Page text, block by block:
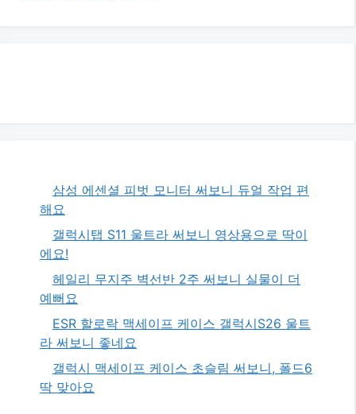
삼성 에센셜 피벗 모니터 써보니 듀얼 작업 편
해요
갤럭시탭 S11 울트라 써보니 영상용으로 딱이
에요!
헤일리 무지주 벽선반 2주 써보니 실물이 더
예뻐요
ESR 할로락 맥세이프 케이스 갤럭시S26 울트
라 써보니 좋네요
갤럭시 맥세이프 케이스 초슬림 써보니, 폴드6
딱 맞아요